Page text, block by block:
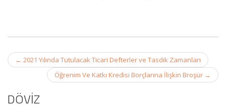
Post
navigation
← 2021 Yılında Tutulacak Ticari Defterler ve Tasdik Zamanları
Öğrenim Ve Katkı Kredisi Borçlarına İlişkin Broşür →
DÖVİZ